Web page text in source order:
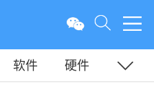
软件
硬件